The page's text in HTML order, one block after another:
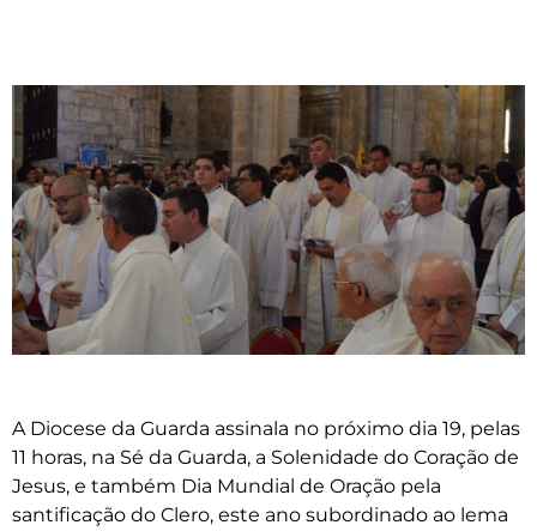
A Diocese da Guarda assinala no próximo dia 19, pelas
11 horas, na Sé da Guarda, a Solenidade do Coração de
Jesus, e também Dia Mundial de Oração pela
santificação do Clero, este ano subordinado ao lema